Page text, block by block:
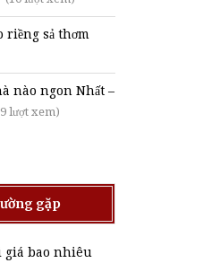
riềng sả thơm
nào ngon Nhất –
lượt xem)
gặp
giá bao nhiêu